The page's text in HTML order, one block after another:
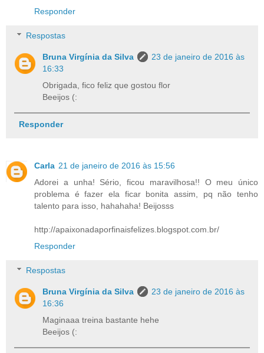
Responder
Respostas
Bruna Virgínia da Silva
23 de janeiro de 2016 às
16:33
Obrigada, fico feliz que gostou flor
Beeijos (:
Responder
Carla 21 de janeiro de 2016 às 15:56
Adorei a unha! Sério, ficou maravilhosa!! O meu único
problema é fazer ela ficar bonita assim, pq não tenho
talento para isso, hahahaha! Beijosss
http://apaixonadaporfinaisfelizes.blogspot.com.br/
Responder
Respostas
Bruna Virgínia da Silva
23 de janeiro de 2016 às
16:36
Maginaaa treina bastante hehe
Beeijos (: